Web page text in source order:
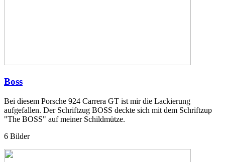
Boss
Bei diesem Porsche 924 Carrera GT ist mir die Lackierung
aufgefallen. Der Schriftzug BOSS deckte sich mit dem Schriftzup
"The BOSS" auf meiner Schildmütze.
6 Bilder